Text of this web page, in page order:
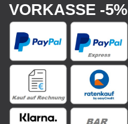
VORKASSE -5%